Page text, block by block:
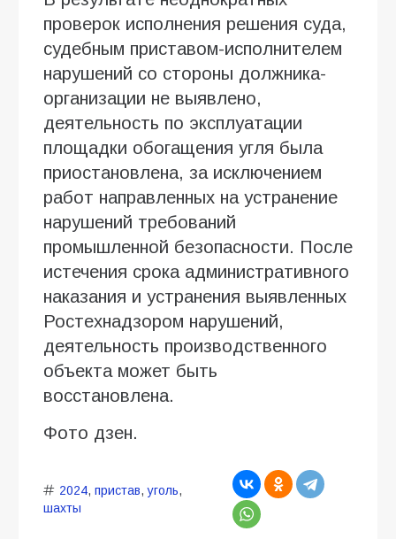
проверок исполнения решения суда,
судебным приставом-исполнителем
нарушений со стороны должника-
организации не выявлено,
деятельность по эксплуатации
площадки обогащения угля была
приостановлена, за исключением
работ направленных на устранение
нарушений требований
промышленной безопасности. После
истечения срока административного
наказания и устранения выявленных
Ростехнадзором нарушений,
деятельность производственного
объекта может быть
восстановлена.
Фото дзен.
2024, пристав,уголь,
шахты